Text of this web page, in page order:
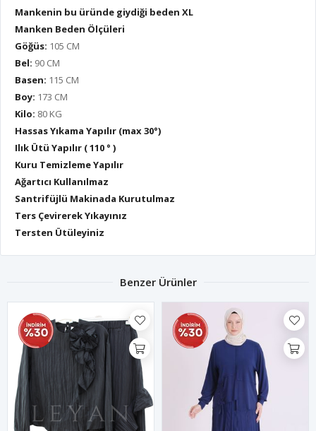
Mankenin bu üründe giydiği beden XL
Manken Beden Ölçüleri
Göğüs: 105 CM
Bel: 90 CM
Basen: 115 CM
Boy: 173 CM
Kilo: 80 KG
Hassas Yıkama Yapılır (max 30°)
Ilık Ütü Yapılır ( 110 ° )
Kuru Temizleme Yapılır
Ağartıcı Kullanılmaz
Santrifüjlü Makinada Kurutulmaz
Ters Çevirerek Yıkayınız
Tersten Ütüleyiniz
Benzer Ürünler